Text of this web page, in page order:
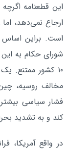
این قطعنامه
ارجاع نمی‌دهد، اما
۱۰ کشور ممتنع.
مخالف روسیه،
فشار سیاسی بیشتر
کند و به تشدید
در واقع آمریکا،